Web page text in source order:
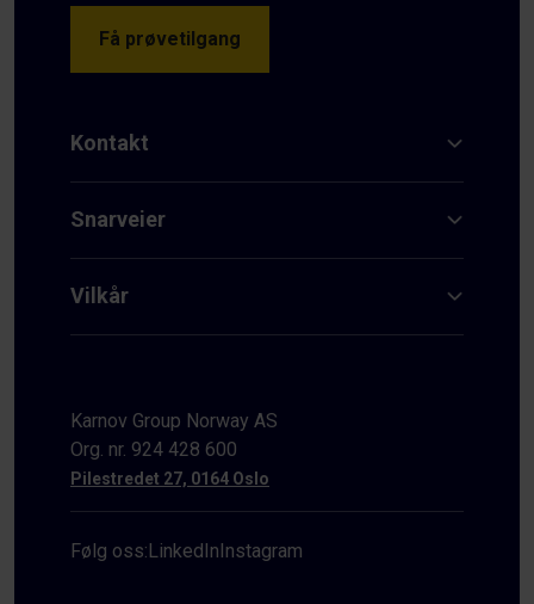
Få prøvetilgang
Kontakt
Snarveier
Vilkår
Karnov Group Norway AS
Org. nr. 924 428 600
Pilestredet 27, 0164 Oslo
Følg oss:LinkedInInstagram